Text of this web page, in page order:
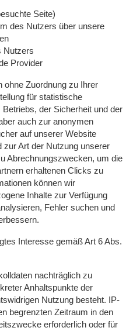
Seite)
des Nutzers über unsere
Nutzers
Provider
ohne Zuordnung zu Ihrer
für statistische
der Sicherheit und der
auch zur anonymen
auf unserer Website
Art der Nutzung unserer
Abrechnungszwecken, um die
erhaltenen Clicks zu
können wir
Inhalte zur Verfügung
Fehler suchen und
Interesse gemäß Art 6 Abs.
nachträglich zu
Anhaltspunkte der
Nutzung besteht. IP-
begrenzten Zeitraum in den
erforderlich oder für